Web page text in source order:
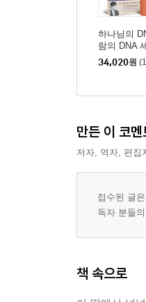
하나님의
람의 DNA
34,020원
만든 이 코멘
저자, 역자, 편집
접수된 글
독자 분들
책 속으로